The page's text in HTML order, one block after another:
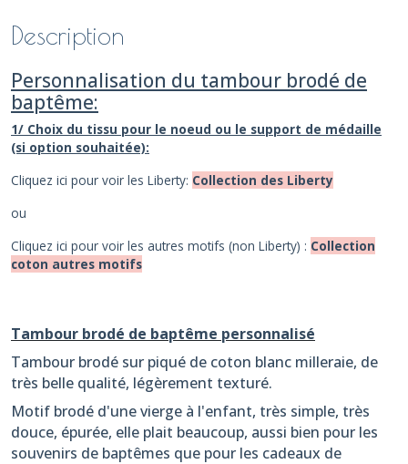
Description
Personnalisation du tambour brodé de
baptême:
1/ Choix du tissu pour le noeud ou le support de médaille
(si option souhaitée):
Cliquez ici pour voir les Liberty: Collection des Liberty
ou
Cliquez ici pour voir les autres motifs (non Liberty) : Collection
coton autres motifs
Tambour brodé de baptême personnalisé
Tambour brodé sur piqué de coton blanc milleraie, de
très belle qualité, légèrement texturé.
Motif brodé d'une vierge à l'enfant, très simple, très
douce, épurée, elle plait beaucoup, aussi bien pour les
souvenirs de baptêmes que pour les cadeaux de